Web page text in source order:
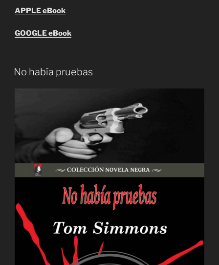
APPLE eBook
GOOGLE eBook
No había pruebas